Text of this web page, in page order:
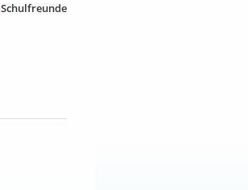
Schulfreunde